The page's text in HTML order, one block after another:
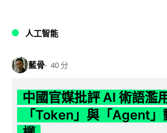
人工智能
藍骨 40 分
中國官媒批評 AI 術語
「Token」與「Agent